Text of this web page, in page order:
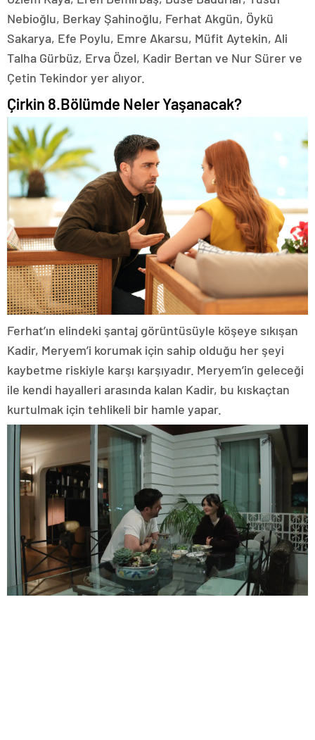
Nebioğlu, Berkay Şahinoğlu, Ferhat Akgün, Öykü
Sakarya, Efe Poylu, Emre Akarsu, Müfit Aytekin, Ali
Talha Gürbüz, Erva Özel, Kadir Bertan ve Nur Sürer ve
Çetin Tekindor yer alıyor.
Çirkin 8.Bölümde Neler Yaşanacak?
Ferhat’ın elindeki şantaj görüntüsüyle köşeye sıkışan
Kadir, Meryem’i korumak için sahip olduğu her şeyi
kaybetme riskiyle karşı karşıyadır. Meryem’in geleceği
ile kendi hayalleri arasında kalan Kadir, bu kıskaçtan
kurtulmak için tehlikeli bir hamle yapar.